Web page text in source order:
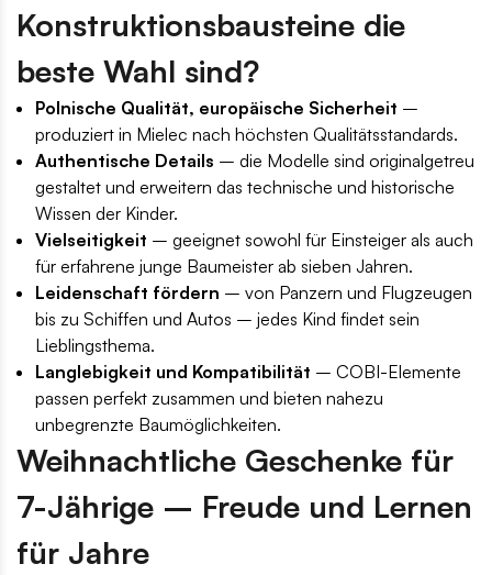
Konstruktionsbausteine die
beste Wahl sind?
Polnische Qualität, europäische Sicherheit –
produziert in Mielec nach höchsten Qualitätsstandards.
Authentische Details – die Modelle sind originalgetreu
gestaltet und erweitern das technische und historische
Wissen der Kinder.
Vielseitigkeit – geeignet sowohl für Einsteiger als auch
für erfahrene junge Baumeister ab sieben Jahren.
Leidenschaft fördern – von Panzern und Flugzeugen
bis zu Schiffen und Autos – jedes Kind findet sein
Lieblingsthema.
Langlebigkeit und Kompatibilität – COBI-Elemente
passen perfekt zusammen und bieten nahezu
unbegrenzte Baumöglichkeiten.
Weihnachtliche Geschenke für
7-Jährige – Freude und Lernen
für Jahre